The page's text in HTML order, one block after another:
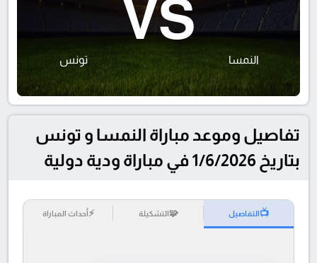
النمسا
VS
تونس
تفاصيل وموعد مباراة النمسا و تونس
بتاريخ 1/6/2026 في مباراة ودية دولية
📺التفاصيل 🧩التشكيلة ⚡أحداث المباراة